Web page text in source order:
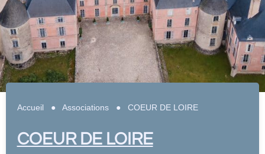
Accueil ● Associations● COEUR DE LOIRE
COEUR DE LOIRE